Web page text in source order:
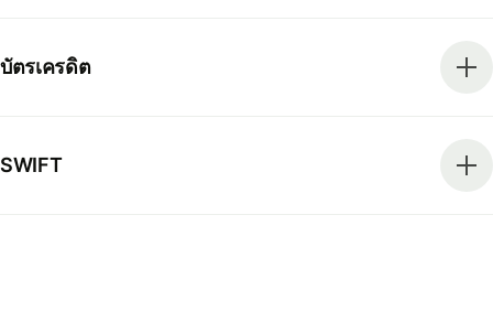
บัตรเครดิต
SWIFT